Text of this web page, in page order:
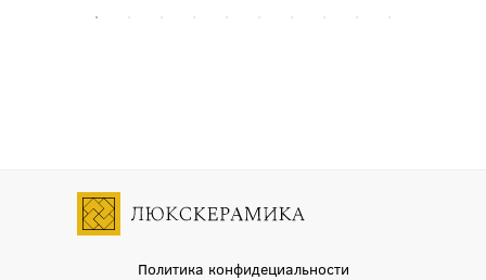
Политика конфидециальности